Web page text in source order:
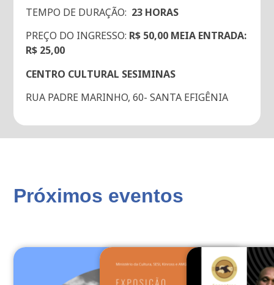
TEMPO DE DURAÇÃO: 23 HORAS
PREÇO DO INGRESSO: R$ 50,00 MEIA ENTRADA:
R$ 25,00
CENTRO CULTURAL SESIMINAS
RUA PADRE MARINHO, 60- SANTA EFIGÊNIA
Próximos eventos